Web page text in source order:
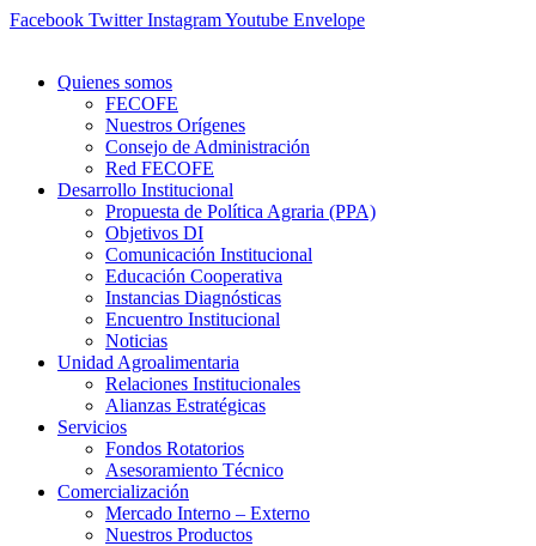
Ir
Facebook Twitter InstagramYoutube Envelope
Quienes somos
FECOFE
Nuestros Orígenes
Consejo de Administración
Red FECOFE
Desarrollo Institucional
Propuesta de Política Agraria (PPA)
Objetivos DI
Comunicación Institucional
Educación Cooperativa
Instancias Diagnósticas
Encuentro Institucional
Noticias
Unidad Agroalimentaria
Relaciones Institucionales
Alianzas Estratégicas
Servicios
Fondos Rotatorios
Asesoramiento Técnico
Comercialización
Mercado Interno – Externo
Nuestros Productos